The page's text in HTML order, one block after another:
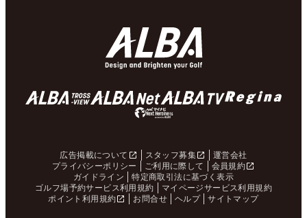
広告掲載について スタッフ募集
運営会社
プライバシーポリシー
ご利用に際して
会員規約
ガイドライン
特定商取引法に基づく表示
ゴルフ場予約サービス利用規約
マイページサービス利用規約
ポイント利用規約
お問合せ ヘルプ サイトマップ